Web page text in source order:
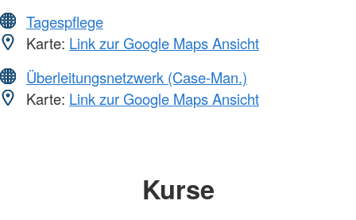
Tagespflege
Karte: Link zur Google Maps Ansicht
Überleitungsnetzwerk (Case-Man.)
Karte: Link zur Google Maps Ansicht
Kurse